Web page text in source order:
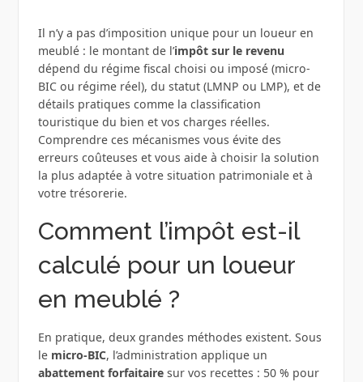
Il n’y a pas d’imposition unique pour un loueur en
meublé : le montant de l’impôt sur le revenu
dépend du régime fiscal choisi ou imposé (micro-
BIC ou régime réel), du statut (LMNP ou LMP), et de
détails pratiques comme la classification
touristique du bien et vos charges réelles.
Comprendre ces mécanismes vous évite des
erreurs coûteuses et vous aide à choisir la solution
la plus adaptée à votre situation patrimoniale et à
votre trésorerie.
Comment l’impôt est-il
calculé pour un loueur
en meublé ?
En pratique, deux grandes méthodes existent. Sous
le micro-BIC, l’administration applique un
abattement forfaitairesur vos recettes : 50 % pour